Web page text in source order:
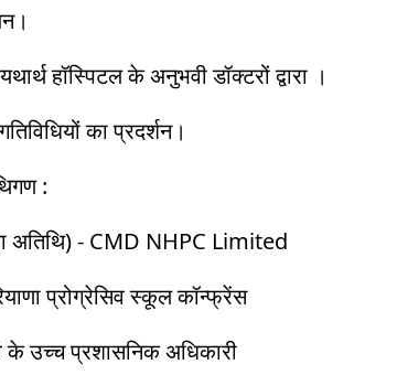
हॉस्पिटल के अनुभवी डॉक्टरों द्वारा ।
का प्रदर्शन।
:
अतिथि) - CMD NHPC Limited
प्रोग्रेसिव स्कूल कॉन्फ्रेंस
के उच्च प्रशासनिक अधिकारी